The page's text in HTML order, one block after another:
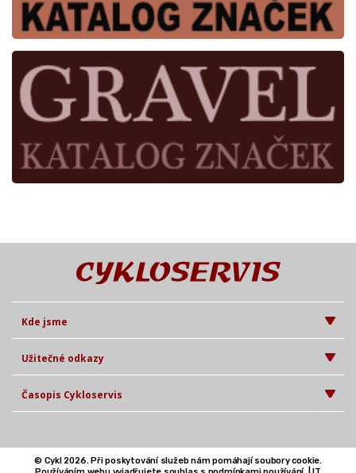
Kde jsme
Užitečné odkazy
Časopis Cykloservis
© Cykl 2026. Při poskytování služeb nám pomáhají soubory cookie.